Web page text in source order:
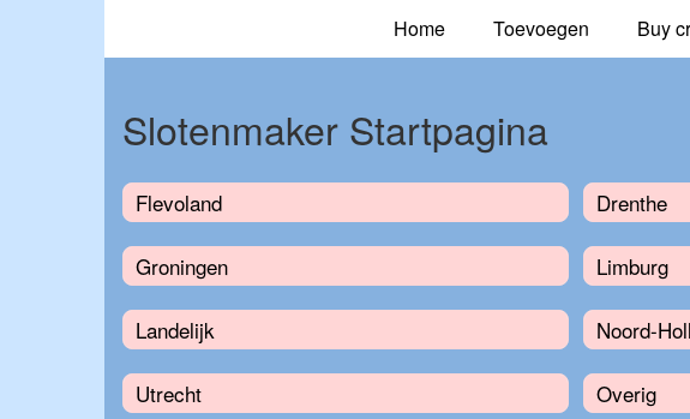
Home Toevoegen Buy
Slotenmaker Startpagina
Flevoland
Groningen
Landelijk
Utrecht
Drenthe
Limburg
Noord-
Overig